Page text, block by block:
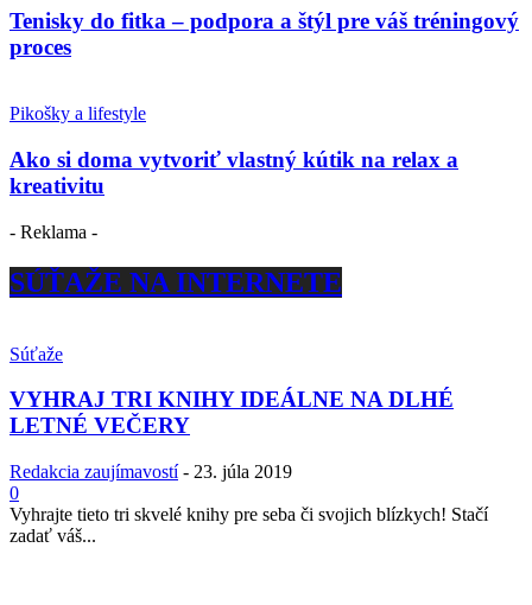
Tenisky do fitka – podpora a štýl pre váš tréningový
proces
Pikošky a lifestyle
Ako si doma vytvoriť vlastný kútik na relax a
kreativitu
- Reklama -
SÚŤAŽE NA INTERNETE
Súťaže
VYHRAJ TRI KNIHY IDEÁLNE NA DLHÉ
LETNÉ VEČERY
Redakcia zaujímavostí - 23. júla 2019
0
Vyhrajte tieto tri skvelé knihy pre seba či svojich blízkych! Stačí
zadať váš...